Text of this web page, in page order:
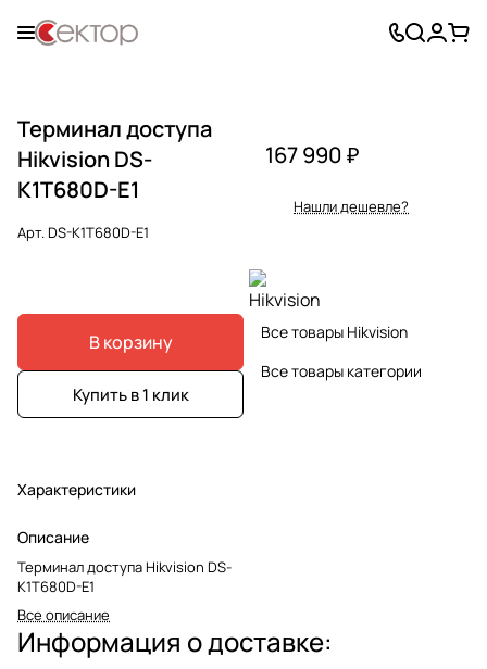
Терминал доступа
Hikvision DS-
K1T680D-E1
Арт.DS-K1T680D-E1
В корзину
Купить в 1 клик
Характеристики
Описание
Терминал доступа Hikvision DS-
K1T680D-E1
Все описание
167 990 ₽
Нашли дешевле?
Все товары Hikvision
Все товары категории
Информация о доставке: